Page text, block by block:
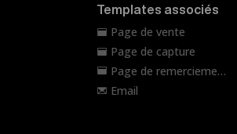
Templates associés
Page de vente
Page de capture
Page de remerciement
Email